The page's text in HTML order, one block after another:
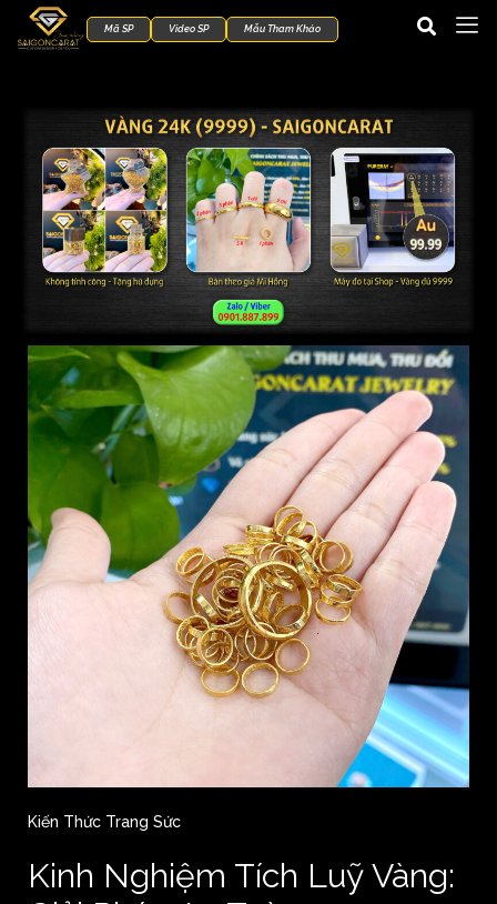
Mã SP Video SP Mẫu Tham Khảo
Kiến Thức Trang Sức
Kinh Nghiệm Tích Luỹ Vàng: